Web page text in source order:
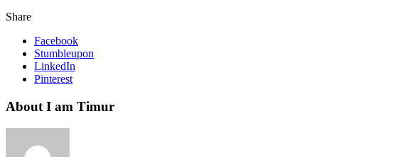
Share
Facebook
Stumbleupon
LinkedIn
Pinterest
About I am Timur